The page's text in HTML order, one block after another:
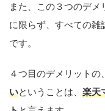
また、この３つのデ
に限らず、すべての雑
です。
４つ目のデメリットの、
いということは、 楽天